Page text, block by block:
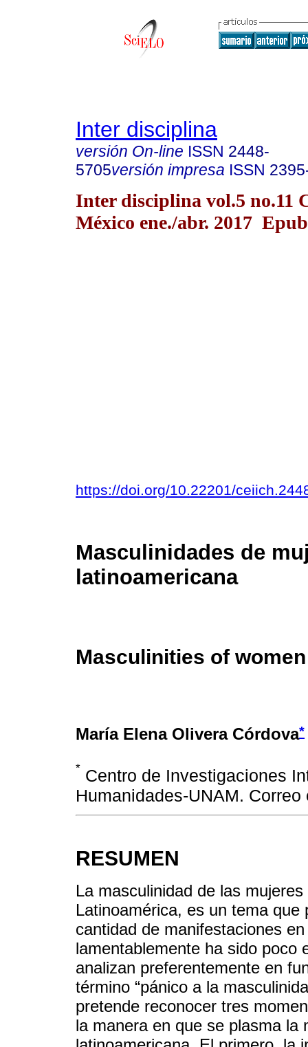
Inter disciplina
versión On-line ISSN 2448-
5705versión impresa ISSN
Inter disciplina vol.5 no.11
México ene./abr. 2017
https://doi.org/10.22201/
Masculinidades de
latinoamericana
Masculinities of
María Elena Olivera Córdova*
* Centro de Investigaciones
Humanidades-UNAM.
RESUMEN
La masculinidad de las
Latinoamérica, es un tema
cantidad de manifestaciones
lamentablemente ha sido poco
analizan preferentemente en
término “pánico a la
pretende reconocer tres
la manera en que se plasma la